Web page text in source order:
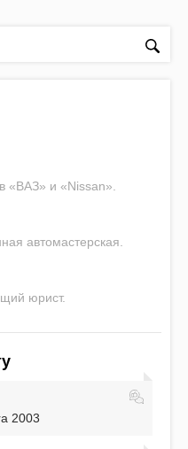
«ВАЗ» и «Nissan».
автомастерская.
юрист.
2003